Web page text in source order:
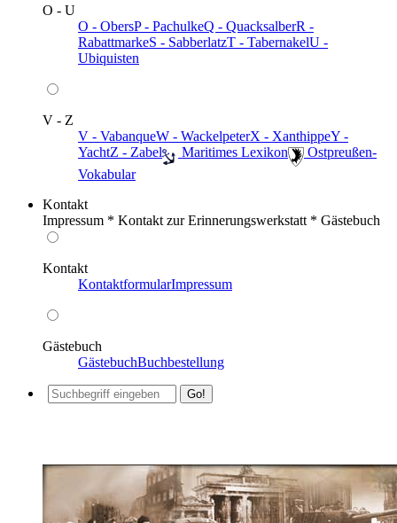
O - U
O - ObersP - PachulkeQ - QuacksalberR -
RabattmarkeS - SabberlatzT - TabernakelU -
Ubiquisten
V - Z
V - VabanqueW - WackelpeterX - XanthippeY -
YachtZ - Zabel ️ Maritimes Lexikon
️ Ostpreußen-
Vokabular
Kontakt
Impressum * Kontakt zur Erinnerungswerkstatt * Gästebuch
Kontakt
KontaktformularImpressum
Gästebuch
GästebuchBuchbestellung